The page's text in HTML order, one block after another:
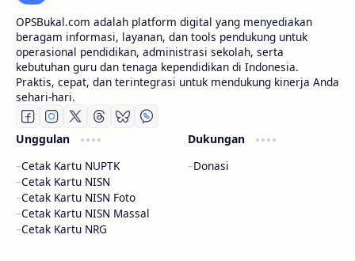
OPSBukal.com adalah platform digital yang menyediakan
beragam informasi, layanan, dan tools pendukung untuk
operasional pendidikan, administrasi sekolah, serta
kebutuhan guru dan tenaga kependidikan di Indonesia.
Praktis, cepat, dan terintegrasi untuk mendukung kinerja Anda
sehari-hari.
Unggulan
Cetak Kartu NUPTK
Cetak Kartu NISN
Cetak Kartu NISN Foto
Cetak Kartu NISN Massal
Cetak Kartu NRG
Dukungan
Donasi